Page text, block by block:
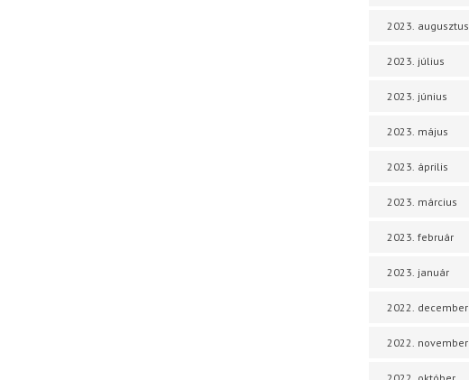
2023. augusztus
2023. július
2023. június
2023. május
2023. április
2023. március
2023. február
2023. január
2022. december
2022. november